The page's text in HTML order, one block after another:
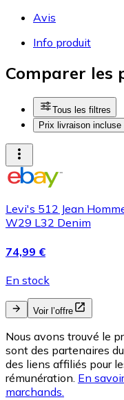
Avis
Info produit
Comparer les
Tous les filtres
Prix livraison incluse
Levi's 512 Jean
W29 L32 Denim
74,99 €
En stock
Voir l’offre
Nous avons trouvé le
sont des partenaires
des liens affiliés pour
rémunération. En
marchands.